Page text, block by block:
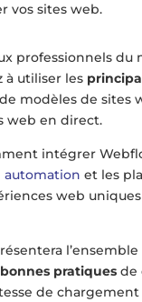
vos sites web.
professionnels
à utiliser les
modèles de sites
web en direct.
intégrer
et les
web
bonnes pratiques de
de chargement